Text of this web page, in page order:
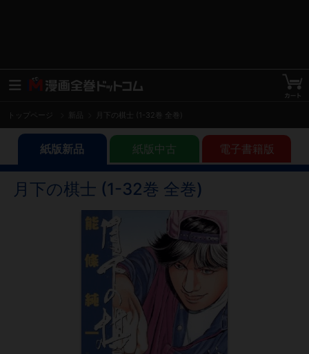
トップページ 月下の棋士 (1-32巻 全巻)
紙版新品 紙版中古 電子書籍版
月下の棋士 (1-32巻 全巻)